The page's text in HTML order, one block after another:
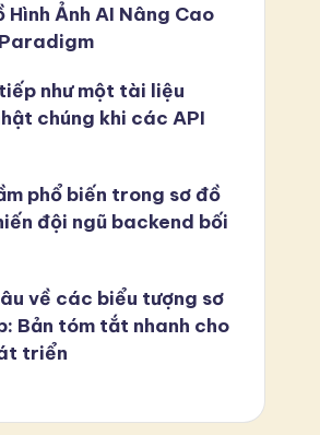
Hình Ảnh AI Nâng Cao
như một tài liệu
chúng khi các API
phổ biến trong sơ đồ
đội ngũ backend bối
về các biểu tượng sơ
Bản tóm tắt nhanh cho
triển